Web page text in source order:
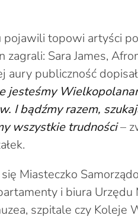
topowi artyści
Sara James,
aury publiczność
jesteśmy
I bądźmy razem,
wszystkie trudności–
Miasteczko
i biura Urzędu
szpitale czy Koleje